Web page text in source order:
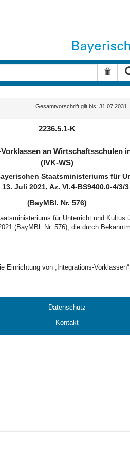
Gesamtvorschrift gilt bis: 31.07.2031
2236.5.1-K
Vorklassen an Wirtschaftsschulen
(IVK-WS)
Staatsministeriums für
Juli 2021, Az. VI.4-BS9400.0-4/3/3
(BayMBl. Nr. 576)
für Unterricht und Kultus
(BayMBl. Nr. 576), die durch
Einrichtung von „Integrations-
Datenschutz
Kontakt